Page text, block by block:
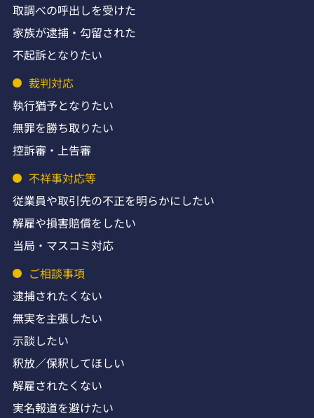
取調べの呼出しを受けた
家族が逮捕・勾留された
不起訴となりたい
裁判対応
執行猶予となりたい
無罪を勝ち取りたい
控訴審・上告審
不祥事対応等
従業員や取引先の不正を明らかにしたい
解雇や損害賠償をしたい
当局・マスコミ対応
ご相談事項
逮捕されたくない
無実を主張したい
示談したい
釈放／保釈してほしい
解雇されたくない
実名報道を避けたい